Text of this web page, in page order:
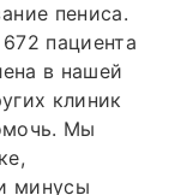
пениса.
пациента
в нашей
клиник
Мы
минусы